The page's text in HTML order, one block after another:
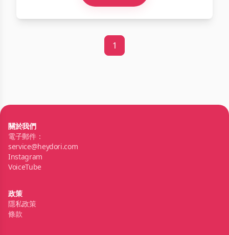
1
關於我們
電子郵件：
service@heydori.com
Instagram
VoiceTube
政策
隱私政策
條款